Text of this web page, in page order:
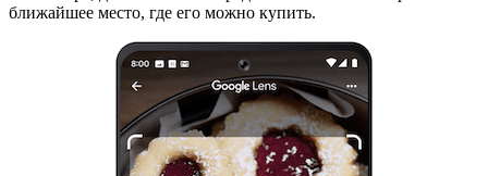
ближайшее место, где его можно купить.